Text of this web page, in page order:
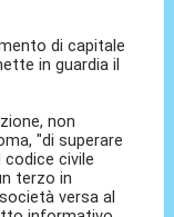
di capitale
in guardia il
non
"di superare
civile
terzo in
versa al